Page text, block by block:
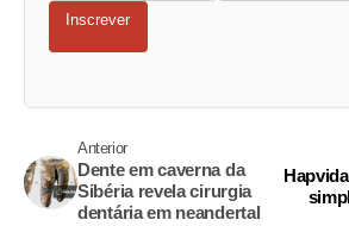
Inscrever
Anterior
Dente em caverna da
Sibéria revela cirurgia
dentária em neandertal